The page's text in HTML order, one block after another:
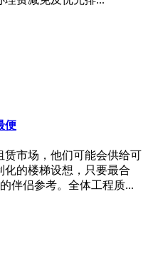
便
市场，他们可能会供给可
的楼梯设想，只要最合
伴侣参考。全体工程质...